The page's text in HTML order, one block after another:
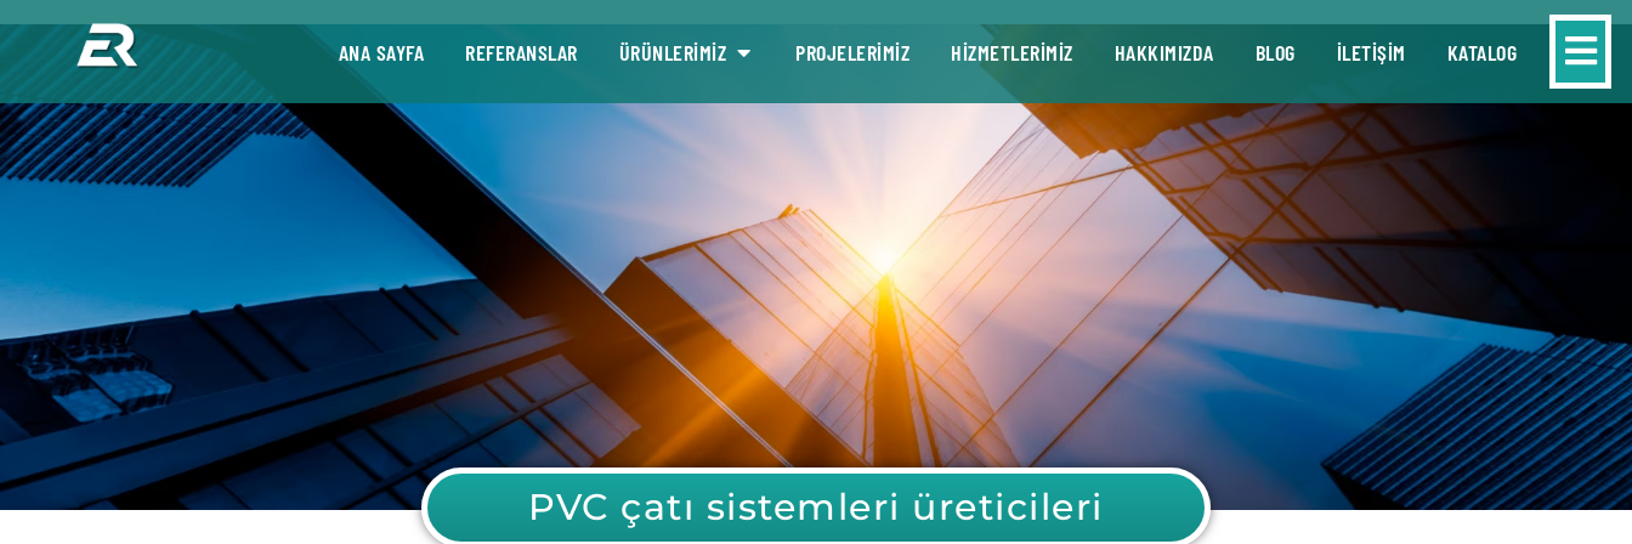
ANA SAYFA REFERANSLAR ÜRÜNLERİMİZ PROJELERİMİZ HİZMETLERİMİZ HAKKIMIZDA BLOG İLETİŞİM KATALOG
PVC çatı sistemleri üreticileri